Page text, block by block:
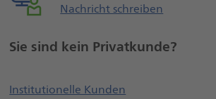
Nachricht schreiben
Sie sind kein Privatkunde?
Institutionelle Kunden